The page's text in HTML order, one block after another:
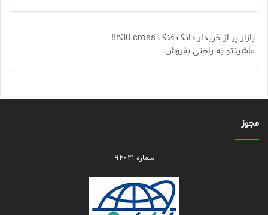
بازار پر از خریدار دانگ فنگ h30 cross!!
ماشینتو به راحتی بفروش
مجوز
شماره ۹۴۰۲۱